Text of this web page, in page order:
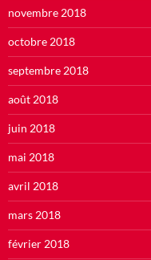
novembre 2018
octobre 2018
septembre 2018
août 2018
juin 2018
mai 2018
avril 2018
mars 2018
février 2018